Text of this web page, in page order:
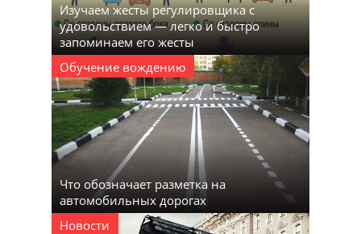
Изучаем жесты регулировщика с
удовольствием — легко и быстро
запоминаем его жесты
Обучение вождению
Что обозначает разметка на
автомобильных дорогах
Новости